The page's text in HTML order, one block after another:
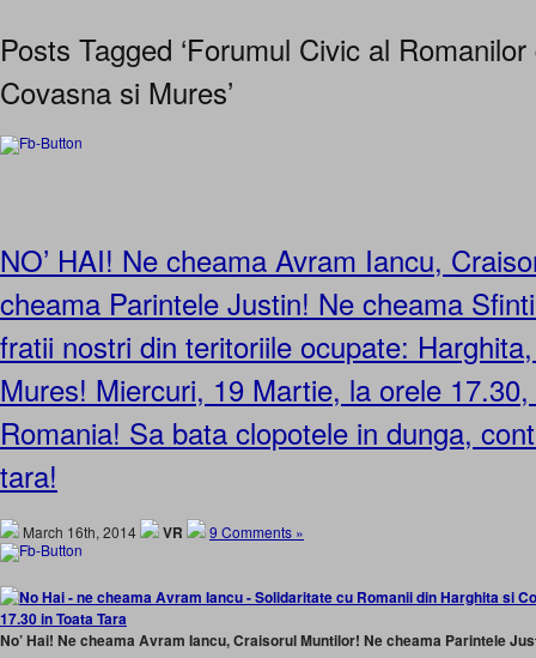
Posts Tagged ‘Forumul Civic al
Covasna si Mures’
NO’ HAI! Ne cheama Avram Iancu,
cheama Parintele Justin! Ne cheama
fratii nostri din teritoriile ocupate:
Mures! Miercuri, 19 Martie, la orele
Romania! Sa bata clopotele in dunga,
tara!
March 16th, 2014 VR 9 Comments »
No’ Hai! Ne cheama Avram Iancu, Craisorul Muntilor! Ne cheama Parintele